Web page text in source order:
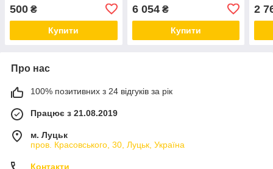
500 ₴
Купити
6 054₴
Купити
2
Про нас
100% позитивних з 24 відгуків за рік
Працює з 21.08.2019
м. Луцьк
пров. Красовського, 30, Луцьк, Україна
Контакти